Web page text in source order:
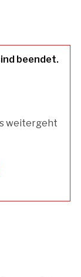
beendet.
weitergeht